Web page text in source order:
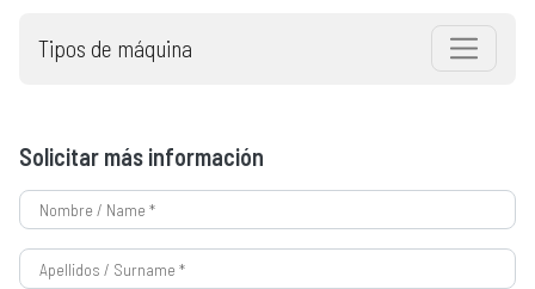
Tipos de máquina
Solicitar más información